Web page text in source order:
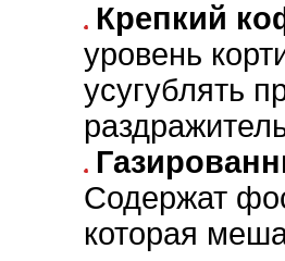
Крепкий
уровень
усугублять
Содержат
которая